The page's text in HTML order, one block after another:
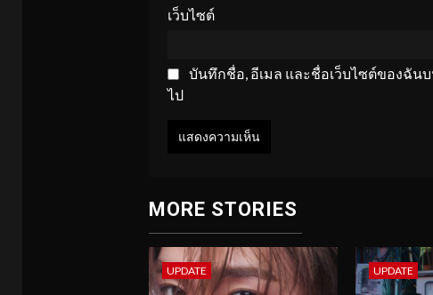
เว็บไซต์
บันทึกชื่อ, อีเมล และชื่อเว็บไซต์ของฉัน
ไป
MORE STORIES
UPDATE UPDATE